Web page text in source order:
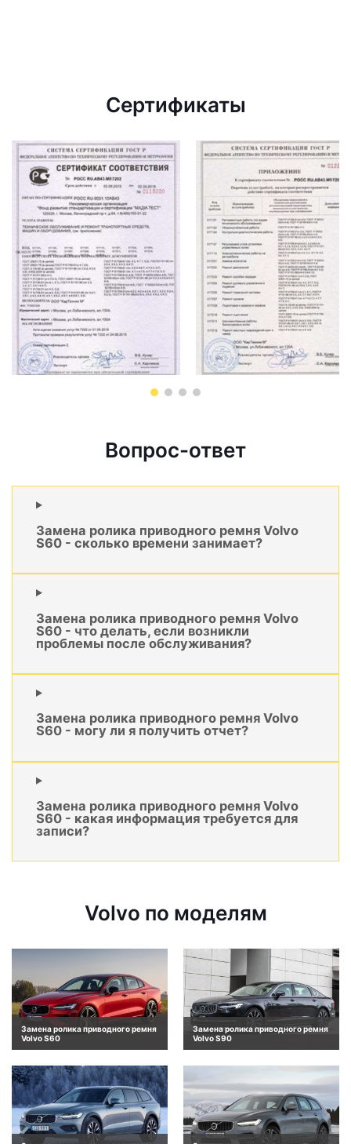
Сертификаты
Вопрос-ответ
Замена ролика приводного ремня Volvo
S60 - сколько времени занимает?
Замена ролика приводного ремня Volvo
S60 - что делать, если возникли
проблемы после обслуживания?
Замена ролика приводного ремня Volvo
S60 - могу ли я получить отчет?
Замена ролика приводного ремня Volvo
S60 - какая информация требуется для
записи?
Volvo по моделям
Замена ролика приводного ремня
Volvo S60
Замена ролика приводного ремня
Volvo S90